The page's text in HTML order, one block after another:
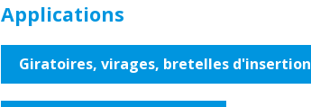
Applications
Giratoires, virages, bretelles d'insertion